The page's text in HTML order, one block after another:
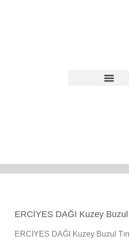
ERCİYES DAĞI Kuzey Buzul
ERCİYES DAĞI Kuzey Buzul